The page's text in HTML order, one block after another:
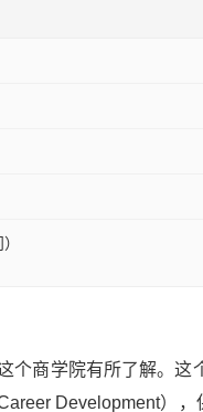
个商学院有所了解。
Development）